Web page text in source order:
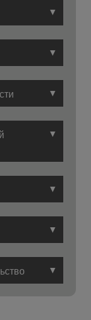
▼
▼
▼
▼
▼
▼
▼